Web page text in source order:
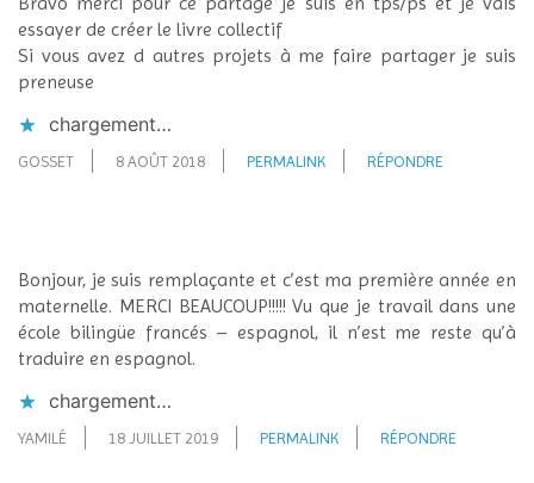
essayer de créer le livre collectif
Si vous avez d autres projets à me faire partager je suis
preneuse
chargement…
GOSSET 8 AOÛT 2018 PERMALINK RÉPONDRE
Bonjour, je suis remplaçante et c’est ma première année en
maternelle. MERCI BEAUCOUP!!!!! Vu que je travail dans une
école bilingüe francés – espagnol, il n’est me reste qu’à
traduire en espagnol.
chargement…
YAMILÉ 18 JUILLET 2019 PERMALINK RÉPONDRE